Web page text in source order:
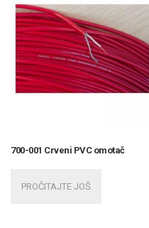
700-001 Crveni PVC omotač
PROČITAJTE JOŠ